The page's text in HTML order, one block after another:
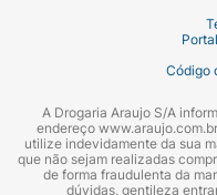
Código
A Drogaria Araujo S/A
endereço
utilize indevidamente da sua
que não sejam realizadas
de forma fraudulenta da
dúvidas, gentileza